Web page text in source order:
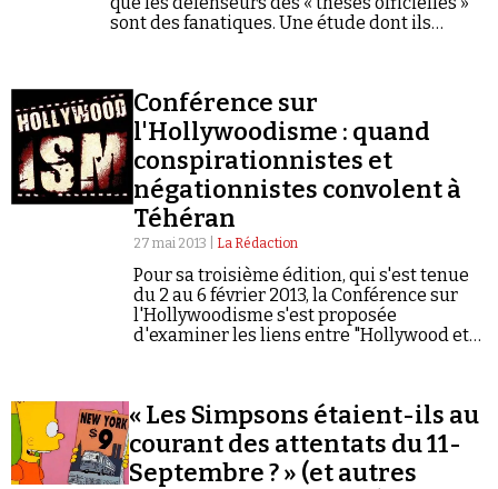
sont des fanatiques. Une étude dont ils
Conférence sur
l'Hollywoodisme : quand
conspirationnistes et
négationnistes convolent à
Téhéran
27 mai 2013 | La Rédaction
Pour sa troisième édition, qui s'est tenue
du 2 au 6 février 2013, la Conférence sur
l'Hollywoodisme s'est proposée
d'examiner les liens entre "Hollywood et
« Les Simpsons étaient-ils au
courant des attentats du 11-
Septembre ? » (et autres